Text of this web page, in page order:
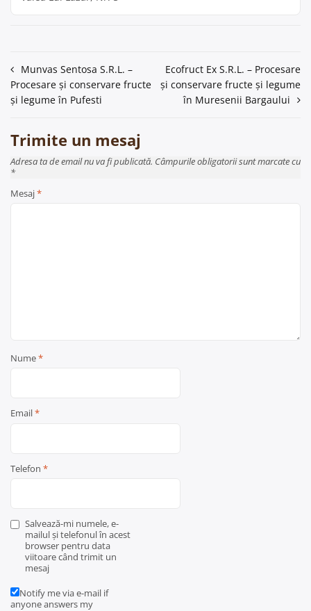
Navigare
în
Munvas Sentosa S.R.L. –
Procesare și conservare fructe
și legume în Pufesti
Ecofruct Ex S.R.L. – Procesare
și conservare fructe și legume
în Muresenii Bargaului
Trimite un mesaj
Adresa ta de email nu va fi publicată. Câmpurile obligatorii sunt marcate cu
*
Mesaj*
Nume*
Email*
Telefon *
Salvează-mi numele, e-
mailul și telefonul în acest
browser pentru data
viitoare când trimit un
mesaj
Notify me via e-mail if
anyone answers my